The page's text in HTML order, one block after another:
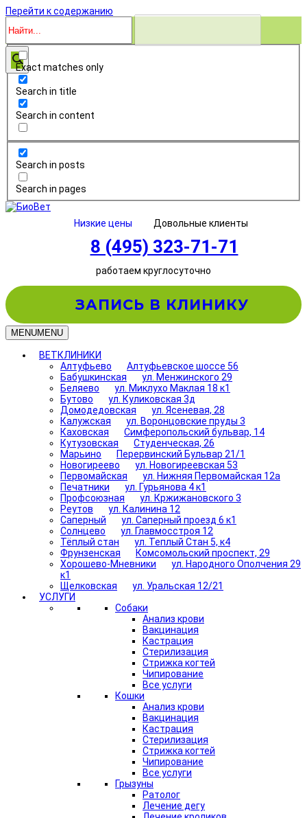
Перейти к содержанию
Exact matches only
Search in title
Search in content
Search in posts
Search in pages
Низкие цены Довольные клиенты
8 (495) 323-71-71
работаем круглосуточно
ЗАПИСЬ В КЛИНИКУ
MENUMENU
ВЕТКЛИНИКИ
Алтуфьево
Алтуфьевское шоссе 56
Бабушкинская
ул. Менжинского 29
Беляево
ул. Миклухо Маклая 18 к1
Бутово
ул. Куликовская 3д
Домодедовская
ул. Ясеневая, 28
Калужская
ул. Воронцовские пруды 3
Каховская
Симферопольский бульвар, 14
Кутузовская
Студенческая, 26
Марьино
Перервинский Бульвар 21/1
Новогиреево
ул. Новогиреевская 53
Первомайская
ул. Нижняя Первомайская 12а
Печатники
ул. Гурьянова 4 к1
Профсоюзная
ул. Кржижановского 3
Реутов
ул. Калинина 12
Саперный
ул. Саперный проезд 6 к1
Солнцево
ул. Главмосстроя 12
Тёплый стан
ул. Теплый Стан 5, к4
Фрунзенская
Комсомольский проспект, 29
Хорошево-Мневники
ул. Народного Ополчения 29
к1
Щелковская
ул. Уральская 12/21
УСЛУГИ
Собаки
Анализ крови
Вакцинация
Кастрация
Стерилизация
Стрижка когтей
Чипирование
Все услуги
Кошки
Анализ крови
Вакцинация
Кастрация
Стерилизация
Стрижка когтей
Чипирование
Все услуги
Грызуны
Ратолог
Лечение дегу